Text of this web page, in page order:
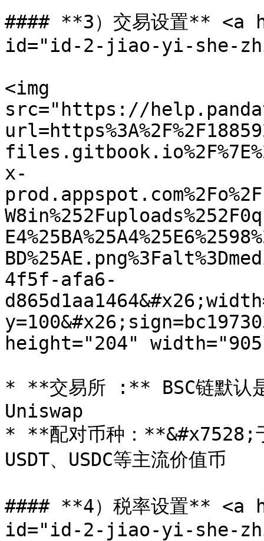
#### **3）交易设置**
id="id-2-jiao-yi-she-
<img
src="https://
x-
4f5f-afa6-
height="204"
* **交易所 :** BSC链默认是
Uniswap
* **配对币种：**&#x7528;于
USDT、USDC等主流价值币
#### **4）税率设置**
id="id-2-jiao-yi-she-